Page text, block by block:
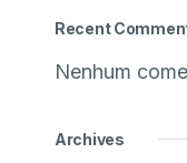
Recent
Nenhum
Archives